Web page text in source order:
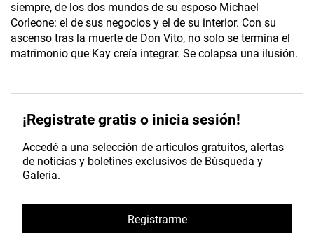
siempre, de los dos mundos de su esposo Michael
Corleone: el de sus negocios y el de su interior. Con su
ascenso tras la muerte de Don Vito, no solo se termina el
matrimonio que Kay creía integrar. Se colapsa una ilusión.
¡Registrate gratis o inicia sesión!
Accedé a una selección de artículos gratuitos, alertas
de noticias y boletines exclusivos de Búsqueda y
Galería.
Registrarme